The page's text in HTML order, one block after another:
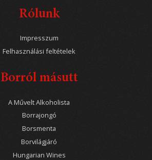
Rólunk
Impresszum
Felhasználási feltételek
Borról másutt
A Művelt Alkoholista
Borrajongó
Borsmenta
Borvilágjáró
Hungarian Wines